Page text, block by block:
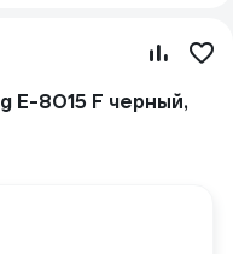
E-8015 F черный,